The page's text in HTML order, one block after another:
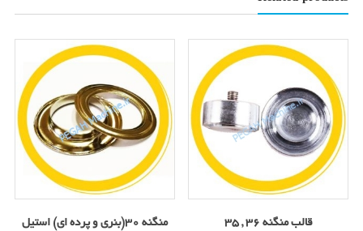
قالب منگنه 36 , 35
منگنه 30(بنری و پرده ای) استیل